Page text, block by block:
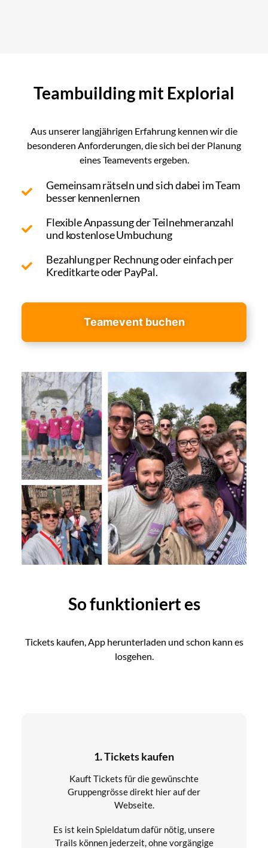
Teambuilding mit Explorial
Aus unserer langjährigen Erfahrung kennen wir die
besonderen Anforderungen, die sich bei der Planung
eines Teamevents ergeben.
Gemeinsam rätseln und sich dabei im Team
besser kennenlernen
Flexible Anpassung der Teilnehmeranzahl
und kostenlose Umbuchung
Bezahlung per Rechnung oder einfach per
Kreditkarte oder PayPal.
Teamevent buchen
So funktioniert es
Tickets kaufen, App herunterladen und schon kann es
losgehen.
1. Tickets kaufen
Kauft Tickets für die gewünschte
Gruppengrösse direkt hier auf der
Webseite.
Es ist kein Spieldatum dafür nötig, unsere
Trails können jederzeit, ohne vorgängige